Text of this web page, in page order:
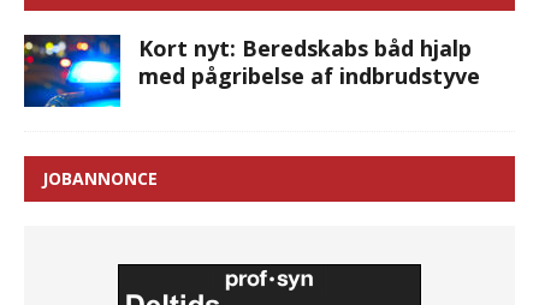
Kort nyt: Beredskabs båd hjalp
med pågribelse af indbrudstyve
JOBANNONCE